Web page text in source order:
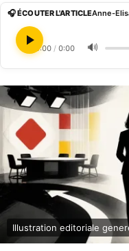
🎧 ÉCOUTER L'ARTICLE
0:00 / 0:00 🔊
Illustration editoriale